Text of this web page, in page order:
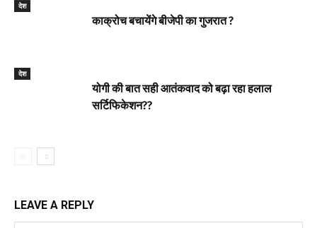
देश
काक्रोच बचायेंगे बीजेपी का गुजरात ?
देश
योगी की बात सही आतंकवाद को बढ़ा रहा हलाल
सर्टिफिकेशन??
LEAVE A REPLY